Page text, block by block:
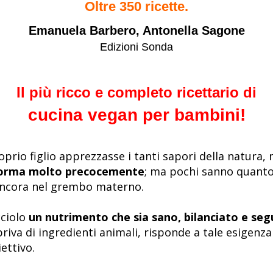
Oltre 350 ricette.
Emanuela Barbero, Antonella Sagone
Edizioni Sonda
Il più ricco e completo ricettario di
cucina vegan per bambini!
figlio apprezzasse i tanti sapori della natura,
molto precocemente; ma pochi sanno
nel grembo materno.
un nutrimento che sia sano, bilanciato e
di ingredienti animali, risponde a tale